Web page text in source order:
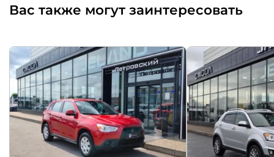
Вас также могут заинтересовать